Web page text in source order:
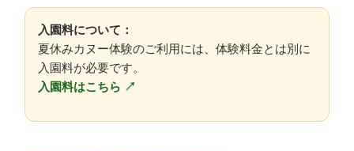
入園料について：
夏休みカヌー体験のご利用には、体験料金とは別に
入園料が必要です。
入園料はこちら ↗